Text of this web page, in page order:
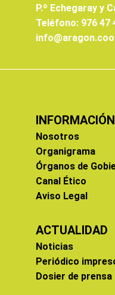
P.º Echegaray y
Teléfono: 976 47
Nosotros
Organigrama
Órganos de
Canal Ético
Aviso Legal
ACTUALIDAD
Noticias
Periódico
Dosier de prensa